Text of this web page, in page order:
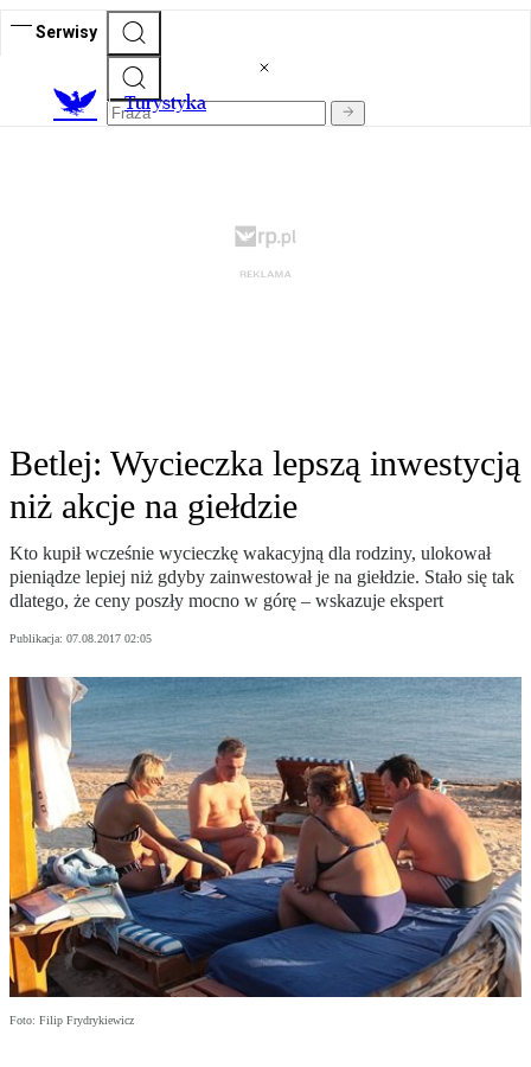
Serwisy
Turystyka
Betlej: Wycieczka lepszą inwestycją
niż akcje na giełdzie
Kto kupił wcześnie wycieczkę wakacyjną dla rodziny, ulokował
pieniądze lepiej niż gdyby zainwestował je na giełdzie. Stało się tak
dlatego, że ceny poszły mocno w górę – wskazuje ekspert
Publikacja: 07.08.2017 02:05
Foto: Filip Frydrykiewicz